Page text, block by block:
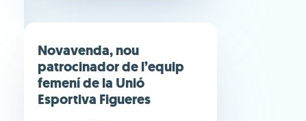
Novavenda, nou
patrocinador de l’equip
femení de la Unió
Esportiva Figueres